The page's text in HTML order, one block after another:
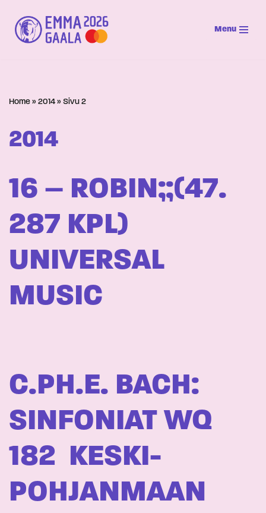
Siirry
suoraan
Menu
Home » 2014 » Sivu 2
2014
16 – ROBIN;;(47.
287 KPL)
UNIVERSAL
MUSIC
C.PH.E. BACH:
SINFONIAT WQ
182  KESKI-
POHJANMAAN